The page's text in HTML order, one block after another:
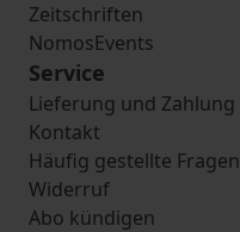
Zeitschriften
NomosEvents
Service
Lieferung und Zahlung
Kontakt
Häufig gestellte Fragen
Widerruf
Abo kündigen